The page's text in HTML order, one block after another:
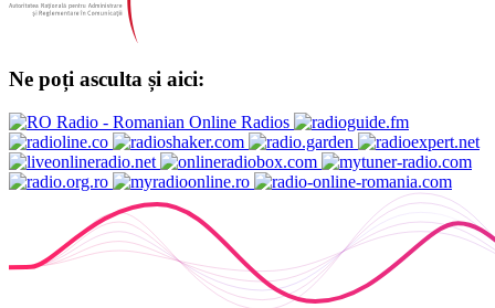
Ne poți asculta și aici: